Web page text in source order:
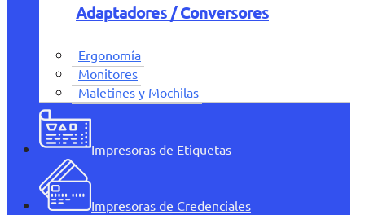
Adaptadores / Conversores
Ergonomía
Monitores
Maletines y Mochilas
Impresoras de Etiquetas
Impresoras de Credenciales